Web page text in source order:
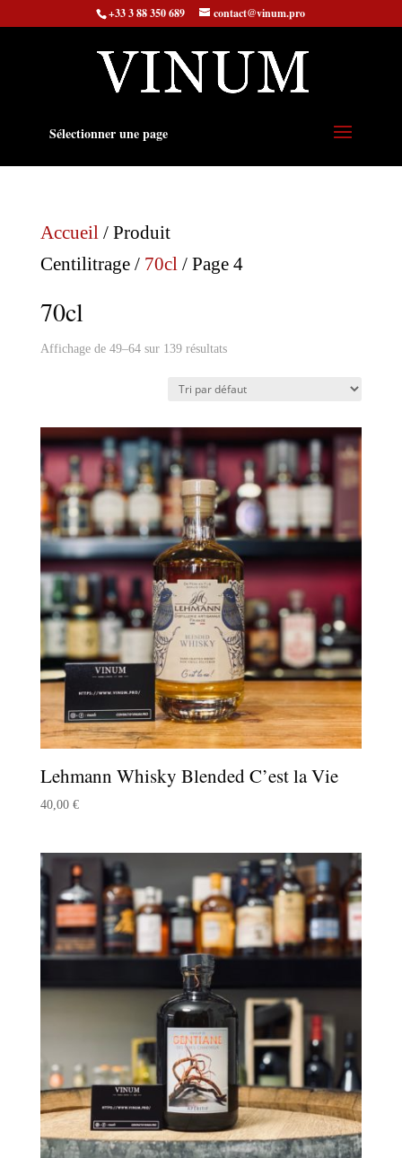
+33 3 88 350 689 contact@vinum.pro
Sélectionner une page
Accueil/ Produit
Centilitrage / 70cl/ Page 4
70cl
Affichage de 49–64 sur 139 résultats
Lehmann Whisky Blended C’est la Vie
40,00 €